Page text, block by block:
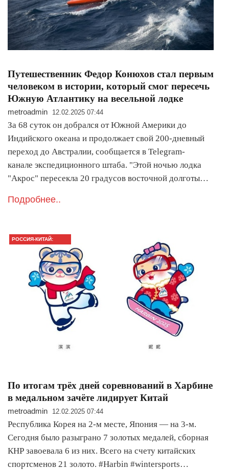
Путешественник Федор Конюхов стал первым
человеком в истории, который смог пересечь
Южную Атлантику на весельной лодке
metroadmin 12.02.2025 07:44
За 68 суток он добрался от Южной Америки до
Индийского океана и продолжает свой 200-дневный
переход до Австралии, сообщается в Telegram-
канале экспедиционного штаба. "Этой ночью лодка
"Акрос" пересекла 20 градусов восточной долготы…
Подробнее..
РОССИЯ-КИТАЙ:
По итогам трёх дней соревнований в Харбине
в медальном зачёте лидирует Китай
metroadmin 12.02.2025 07:44
Республика Корея на 2-м месте, Япония — на 3-м.
Сегодня было разыграно 7 золотых медалей, сборная
КНР завоевала 6 из них. Всего на счету китайских
спортсменов 21 золото. #Harbin #wintersports…